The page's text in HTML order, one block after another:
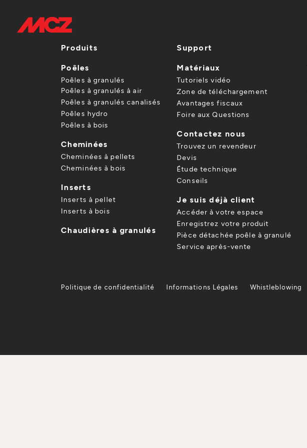
Produits
Poêles
Poêles à granulés
Poêles à granulés à air
Poêles à granulés canalisés
Poêles hydro
Poêles à bois
Cheminées
Cheminées à pellets
Cheminées à bois
Inserts
Inserts à pellet
Inserts à bois
Chaudières à granulés
Support
Matériaux
Tutoriels vidéo
Zone de téléchargement
Avantages fiscaux
Foire aux Questions
Contactez nous
Trouvez un revendeur
Devis
Étude technique
Conseils
Je suis déjà client
Accéder à votre espace
Enregistrez votre produit
Pièce détachée poêle à granulé
Service après-vente
Politique de confidentialité Informations Légales Whistleblowing